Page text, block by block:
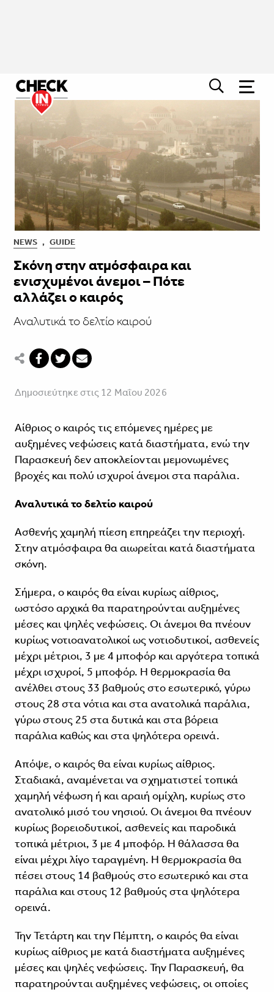
NEWS , GUIDE
Σκόνη στην ατμόσφαιρα και
ενισχυμένοι άνεμοι – Πότε
αλλάζει ο καιρός
Αναλυτικά το δελτίο καιρού
Δημοσιεύτηκε στις 12 Μαΐου 2026
Αίθριος ο καιρός τις επόμενες ημέρες με
αυξημένες νεφώσεις κατά διαστήματα, ενώ την
Παρασκευή δεν αποκλείονται μεμονωμένες
βροχές και πολύ ισχυροί άνεμοι στα παράλια.
Αναλυτικά το δελτίο καιρού
Ασθενής χαμηλή πίεση επηρεάζει την περιοχή.
Στην ατμόσφαιρα θα αιωρείται κατά διαστήματα
σκόνη.
Σήμερα, ο καιρός θα είναι κυρίως αίθριος,
ωστόσο αρχικά θα παρατηρούνται αυξημένες
μέσες και ψηλές νεφώσεις. Οι άνεμοι θα πνέουν
κυρίως νοτιοανατολικοί ως νοτιοδυτικοί, ασθενείς
μέχρι μέτριοι, 3 με 4 μποφόρ και αργότερα τοπικά
μέχρι ισχυροί, 5 μποφόρ. Η θερμοκρασία θα
ανέλθει στους 33 βαθμούς στο εσωτερικό, γύρω
στους 28 στα νότια και στα ανατολικά παράλια,
γύρω στους 25 στα δυτικά και στα βόρεια
παράλια καθώς και στα ψηλότερα ορεινά.
Απόψε, ο καιρός θα είναι κυρίως αίθριος.
Σταδιακά, αναμένεται να σχηματιστεί τοπικά
χαμηλή νέφωση ή και αραιή ομίχλη, κυρίως στο
ανατολικό μισό του νησιού. Οι άνεμοι θα πνέουν
κυρίως βορειοδυτικοί, ασθενείς και παροδικά
τοπικά μέτριοι, 3 με 4 μποφόρ. Η θάλασσα θα
είναι μέχρι λίγο ταραγμένη. Η θερμοκρασία θα
πέσει στους 14 βαθμούς στο εσωτερικό και στα
παράλια και στους 12 βαθμούς στα ψηλότερα
ορεινά.
Την Τετάρτη και την Πέμπτη, ο καιρός θα είναι
κυρίως αίθριος με κατά διαστήματα αυξημένες
μέσες και ψηλές νεφώσεις. Την Παρασκευή, θα
παρατηρούνται αυξημένες νεφώσεις, οι οποίες